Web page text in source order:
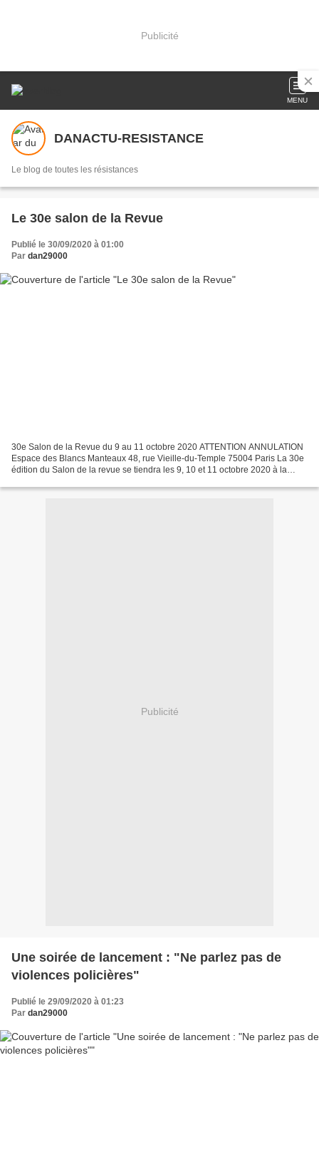
Publicité
MENU
DANACTU-RESISTANCE
Le blog de toutes les résistances
Le 30e salon de la Revue
Publié le 30/09/2020 à 01:00
Par dan29000
30e Salon de la Revue du 9 au 11 octobre 2020 ATTENTION ANNULATION
Espace des Blancs Manteaux 48, rue Vieille-du-Temple 75004 Paris La 30e
édition du Salon de la revue se tiendra les 9, 10 et 11 octobre 2020 à la
Publicité
Une soirée de lancement : "Ne parlez pas de
violences policières"
Publié le 29/09/2020 à 01:23
Par dan29000